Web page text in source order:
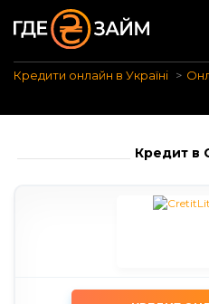
Кредити онлайн в Україні
Кредит в